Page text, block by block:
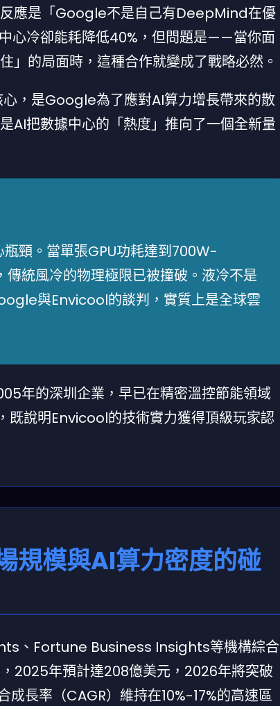
應是「Google不是自己有DeepMind在優
心冷卻能耗降低40%，但問題是——當你面
」的局面時，這種合作就變成了戰略必然。
，是Google為了應對AI算力增長帶來的散
AI把數據中心的「熱度」推向了一個全新量
頸。當單張GPU功耗達到700W-
統風冷的物理極限已被撞破。液冷不是
與Envicool的談判，實質上是全球雲
年的深圳企業，早已在精密溫控節能領域
說明Envicool的技術實力獲得頂級玩家認
規模與AI算力密度的碰
、Fortune Business Insights等機構綜合
2025年預計達208億美元，2026年將突破
長率（CAGR）維持在10%-17%的高速區